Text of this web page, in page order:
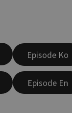
Episode Ko
Episode En